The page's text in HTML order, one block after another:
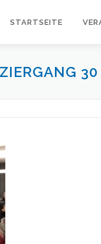
STARTSEITE
30